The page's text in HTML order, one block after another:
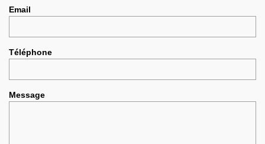
Email
Téléphone
Message